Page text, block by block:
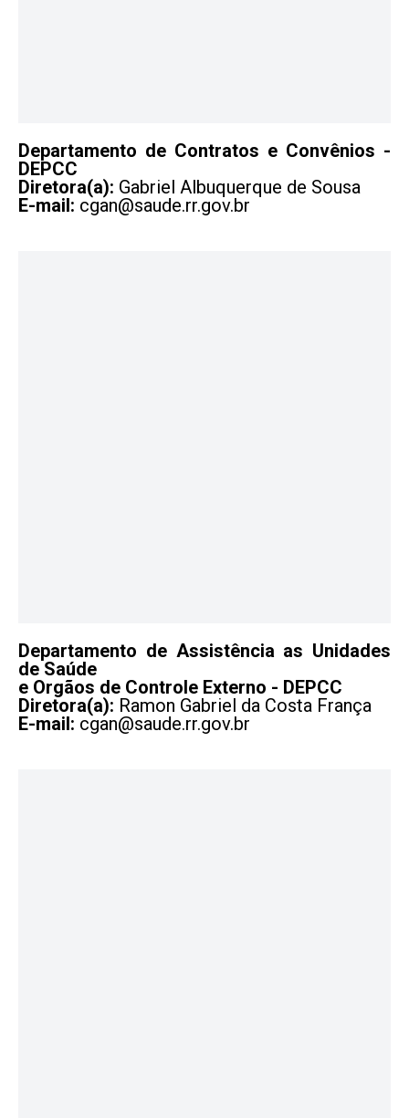
Departamento de Contratos e Convênios -
DEPCC
Diretora(a): Gabriel Albuquerque de Sousa
E-mail: cgan@saude.rr.gov.br
Departamento de Assistência as Unidades
de Saúde
e Orgãos de Controle Externo - DEPCC
Diretora(a): Ramon Gabriel da Costa França
E-mail: cgan@saude.rr.gov.br